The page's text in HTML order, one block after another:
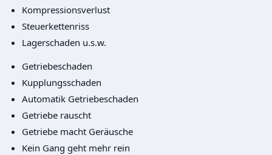
Kompressionsverlust
Steuerkettenriss
Lagerschaden u.s.w.
Getriebeschaden
Kupplungsschaden
Automatik Getriebeschaden
Getriebe rauscht
Getriebe macht Geräusche
Kein Gang geht mehr rein